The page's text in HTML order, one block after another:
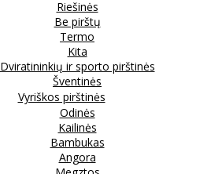
Riešinės
Be pirštų
Termo
Kita
Dviratininkių ir sporto pirštinės
Šventinės
Vyriškos pirštinės
Odinės
Kailinės
Bambukas
Angora